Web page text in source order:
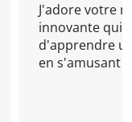
J'adore votre
innovante qui
d'apprendre
en s'amusant !